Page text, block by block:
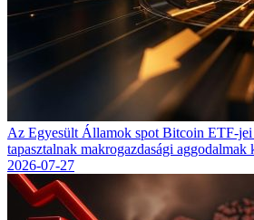
Az Egyesült Államok spot Bitcoin ETF-jei
tapasztalnak makrogazdasági aggodalmak
2026-07-27